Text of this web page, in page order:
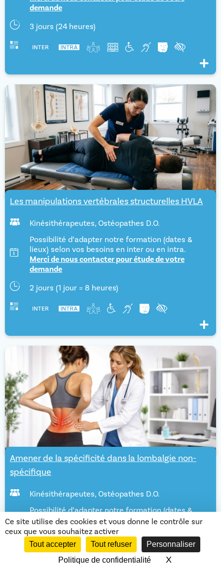
demande
3 jours (24 heures)
Voir
Les manipulations vertébrales structurelles HVLA
Kinésithérapeutes, Ostéopathes D.O.
Possibilité d’adapter notre formation (dates &
lieux) selon vos besoins en inter ou en intra.
Merci de nous contacter pour étude de votre
demande
2 jours (1 jour = 8 heures)
Voir
Amener de la spécificité dans la lombalgie non-
spécifique
Kinésithérapeutes, Ostéopathes D.O.
Possibilité d’adapter notre formation (dates &
lieux) selon vos besoins en inter ou en intra.
Merci de nous contacter pour étude de votre
demande
2 jours (1 jour = 8 heures)
Ce site utilise des cookies et vous donne le contrôle sur
ceux que vous souhaitez activer
Tout accepter Tout refuser
Personnaliser
Politique de confidentialité
XMasquer le